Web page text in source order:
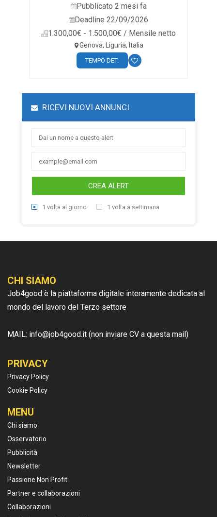
Pubblicato 2 mesi fa
Deadline 22/09/2026
1.300,00€ - 1.500,00€ / Mensile netto
Genova, Liguria, Italia
TEMPO DET.
RICEVI NUOVI ANNUNCI
CREA ALERT
1 volta al giorno 1 volta a settimana
CHI SIAMO
Job4good è la piattaforma digitale interamente dedicata al
mondo del lavoro del Terzo settore
MAIL: info@job4good.it (non inviare CV a questa mail)
PRIVACY
Privacy Policy
Cookie Policy
MENU
Chi siamo
Osservatorio
Pubblicità
Newsletter
Passione Non Profit
Partner e collaborazioni
Collaborazioni